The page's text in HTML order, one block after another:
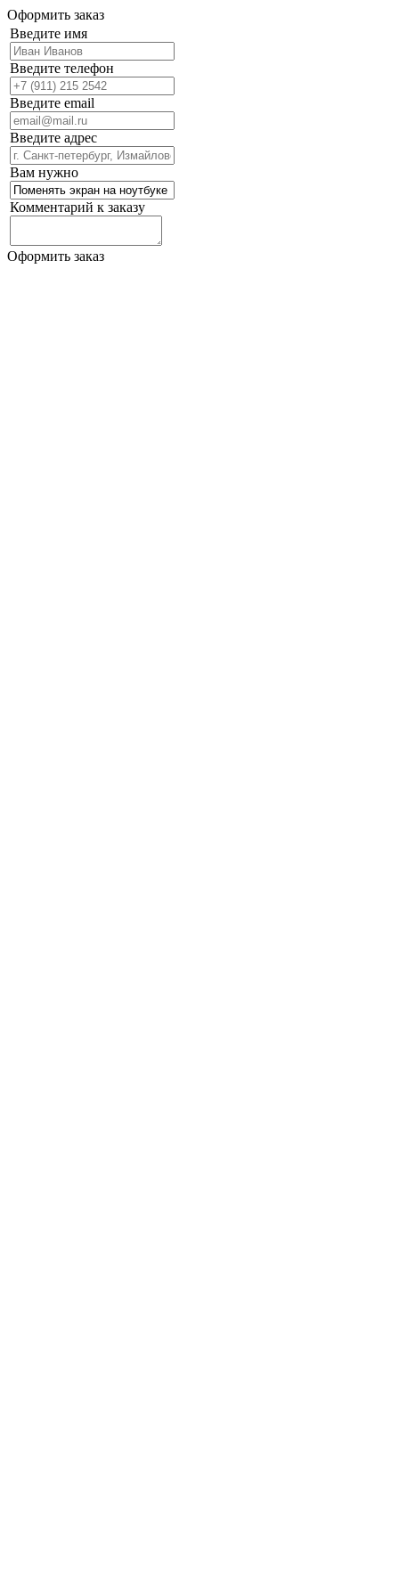
Оформить заказ
Введите имя
Введите телефон
Введите email
Введите адрес
Вам нужно
Комментарий к заказу
Оформить заказ